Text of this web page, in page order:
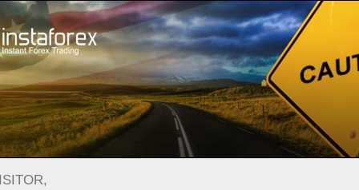
ট্রেডারদের জন্য